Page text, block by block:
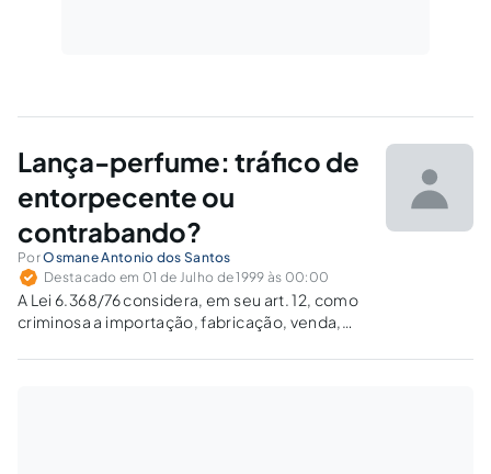
Lança-perfume: tráfico de
entorpecente ou
contrabando?
PorOsmane Antonio dos Santos
Destacado em 01 de Julho de 1999 às 00:00
A Lei 6.368/76 considera, em seu art. 12, como
criminosa a importação, fabricação, venda,
de substância entorpecente ou que